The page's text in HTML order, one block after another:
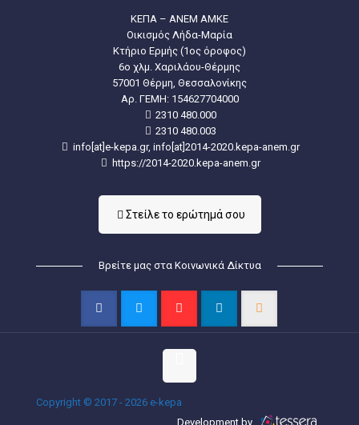
ΚΕΠΑ – ΑΝΕΜ ΑΜΚΕ
Οικισμός Λήδα-Μαρία
Κτήριο Ερμής (1ος όροφος)
6ο χλμ. Χαριλάου-Θέρμης
57001 Θέρμη, Θεσσαλονίκης
Aρ. ΓΕΜΗ: 154627704000
2310 480.000
2310 480.003
info[at]e-kepa.gr, info[at]2014-2020.kepa-anem.gr
https://2014-2020.kepa-anem.gr
Στείλε τo ερώτημά σου
Βρείτε μας στα Κοινωνικά Δίκτυα
Copyright © 2017 - 2026 e-kepa
Development by